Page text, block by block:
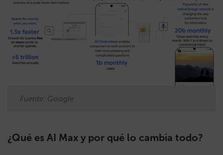
Fuente: Google
¿Qué es AI Max y por qué lo cambia todo?